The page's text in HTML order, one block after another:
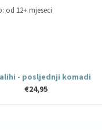
od 12+ mjeseci
- posljednji komadi
€24,95